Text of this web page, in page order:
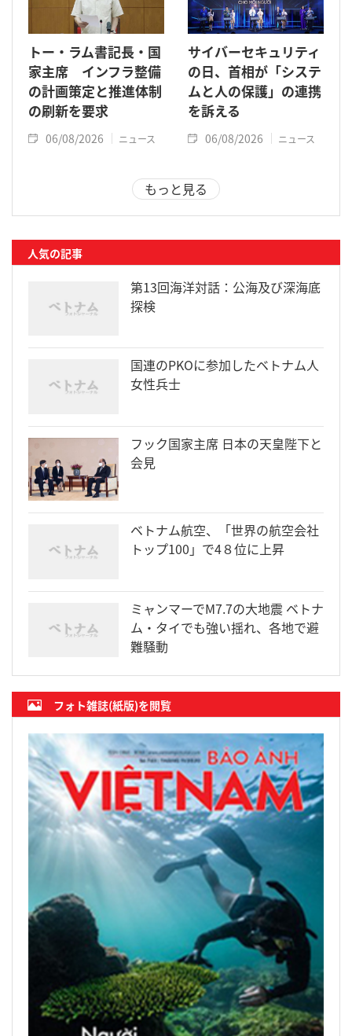
トー・ラム書記長・国
家主席 インフラ整備
の計画策定と推進体制
の刷新を要求
06/08/2026 ニュース
サイバーセキュリティ
の日、首相が「システ
ムと人の保護」の連携
を訴える
06/08/2026 ニュース
もっと見る
人気の記事
第13回海洋対話：公海及び深海底
探検
国連のPKOに参加したベトナム人
女性兵士
フック国家主席 日本の天皇陛下と
会見
ベトナム航空、「世界の航空会社
トップ100」で4８位に上昇
ミャンマーでM7.7の大地震 ベトナ
ム・タイでも強い揺れ、各地で避
難騒動
フォト雑誌(紙版)を閲覧